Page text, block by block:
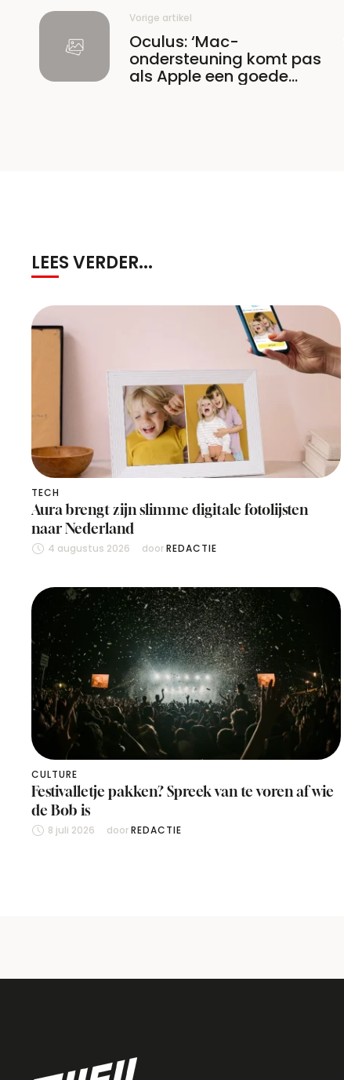
Vorige artikel
Oculus: ‘Mac-
ondersteuning komt pas
als Apple een goede
LEES VERDER...
TECH
Aura brengt zijn slimme digitale fotolijsten
naar Nederland
4 augustus 2026 door REDACTIE
CULTURE
Festivalletje pakken? Spreek van te voren af wie
de Bob is
8 juli 2026 door REDACTIE